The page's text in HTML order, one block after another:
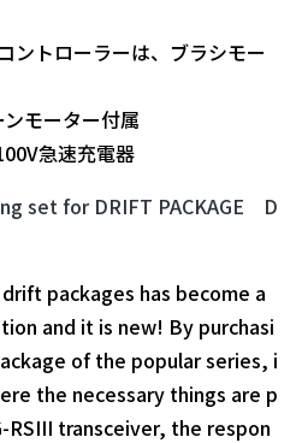
ントローラーは、ブラシモー
モーター付属
急速充電器
set for DRIFT PACKAGE D
packages has become a
and it is new! By purchasi
of the popular series, i
the necessary things are p
RSIII transceiver, the respon